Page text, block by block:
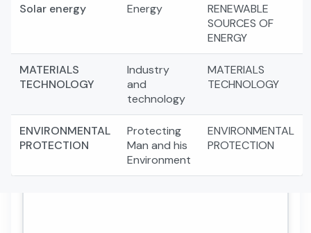
Solar energy Energy
RENEWABLE
SOURCES OF
ENERGY
MATERIALS
TECHNOLOGY
Industry
and
technology
MATERIALS
TECHNOLOGY
ENVIRONMENTAL
PROTECTION
Protecting
Man and his
Environment
ENVIRONMENTAL
PROTECTION